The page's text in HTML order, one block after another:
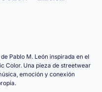
Pablo M. León inspirada en el
Color. Una pieza de streetwear
emoción y conexión